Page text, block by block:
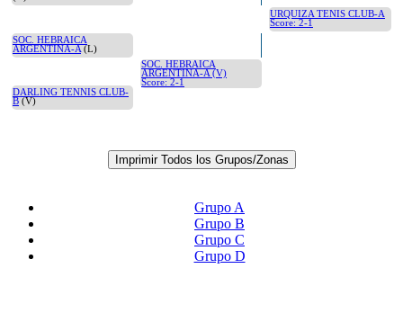
SOC. HEBRAICA
ARGENTINA-A(L)
DARLING TENNIS CLUB-
B (V)
SOC. HEBRAICA
ARGENTINA-A (V)
Score: 2-1
URQUIZA TENIS CLUB-A
Score: 2-1
Imprimir Todos los Grupos/Zonas
Grupo A
Grupo B
Grupo C
Grupo D